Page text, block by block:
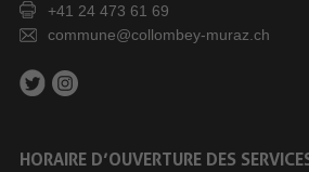
+41 24 473 61 69
commune@collombey-muraz.ch
HORAIRE D’OUVERTURE DES